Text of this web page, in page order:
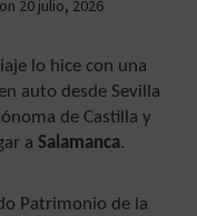
20 julio, 2026
lo hice con una
auto desde Sevilla
de Castilla y
a Salamanca.
Patrimonio de la